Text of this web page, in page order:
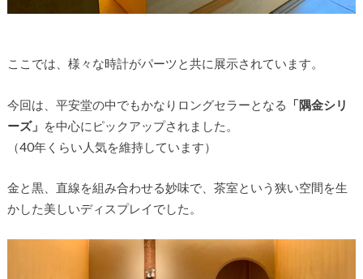
ここでは、様々な時計がパーツと共に展示されています。
今回は、平安堂の中でもかなりロングセラーとなる
「隅金シリ
ーズ」 を中心にピックアップされました。
（40年くらい人気を維持しています）
金と黒、直線を組み合わせる妙味で、茶室という狭い空間を生
かした美しいディスプレイでした。